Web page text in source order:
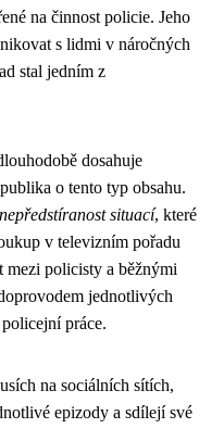
na činnost policie. Jeho
s lidmi v náročných
stal jedním z
dosahuje
o tento typ obsahu.
situací, které
v televizním pořadu
policisty a běžnými
jednotlivých
práce.
na sociálních sítích,
epizody a sdílejí své